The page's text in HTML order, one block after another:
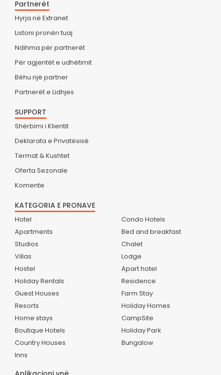
Partnerët
Hyrja në Extranet
Listoni pronën tuaj
Ndihma për partnerët
Për agjentët e udhëtimit
Bëhu një partner
Partnerët e Lidhjes
SUPPORT
Shërbimi i Klientit
Deklarata e Privatësisë
Termat & Kushtet
Oferta Sezonale
Komente
KATEGORIA E PRONAVE
Hotel
Apartments
Studios
Villas
Hostel
Holiday Rentals
Guest Houses
Resorts
Home stays
Boutique Hotels
Country Houses
Inns
Condo Hotels
Bed and breakfast
Chalet
Lodge
Apart hotel
Residence
Farm Stay
Holiday Homes
CampSite
Holiday Park
Bungalow